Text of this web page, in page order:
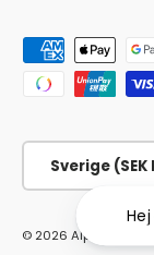
Godkända
Land/Region
Sverige (SEK
© 2026 Alpingaraget